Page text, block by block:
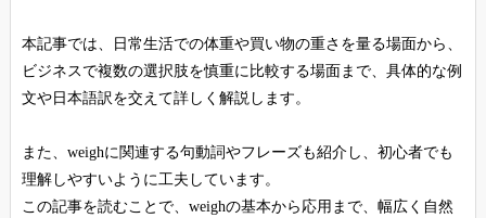
本記事では、日常生活での体重や買い物の重さを量る場面から、
ビジネスで複数の選択肢を慎重に比較する場面まで、具体的な例
文や日本語訳を交えて詳しく解説します。
また、weighに関連する句動詞やフレーズも紹介し、初心者でも
理解しやすいように工夫しています。
この記事を読むことで、weighの基本から応用まで、幅広く自然